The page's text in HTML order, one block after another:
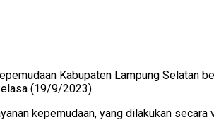
Kabupaten Lampung Selatan
(19/9/2023).
kepemudaan, yang dilakukan